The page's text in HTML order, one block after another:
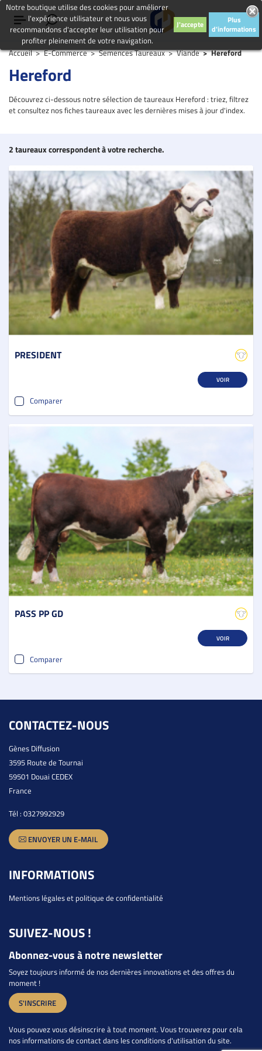
Accueil E-Commerce Semences Taureaux Viande Hereford
Hereford
Découvrez ci-dessous notre sélection de taureaux Hereford : triez, filtrez
et consultez nos fiches taureaux avec les dernières mises à jour d'index.
2 taureaux correspondent à votre recherche.
PRESIDENT
VOIR
Comparer
PASS PP GD
VOIR
Comparer
CONTACTEZ-NOUS
Gènes Diffusion
3595 Route de Tournai
59501 Douai CEDEX
France
Tél : 0327992929
ENVOYER UN E-MAIL
INFORMATIONS
Mentions légales et politique de confidentialité
SUIVEZ-NOUS !
Abonnez-vous à notre newsletter
Soyez toujours informé de nos dernières innovations et des offres du
moment !
S'INSCRIRE
Vous pouvez vous désinscrire à tout moment. Vous trouverez pour cela
nos informations de contact dans les conditions d'utilisation du site.
Notre boutique utilise des cookies pour améliorer
l'expérience utilisateur et nous vous
recommandons d'accepter leur utilisation pour
profiter pleinement de votre navigation.
J'accepte
Plus
d'informations